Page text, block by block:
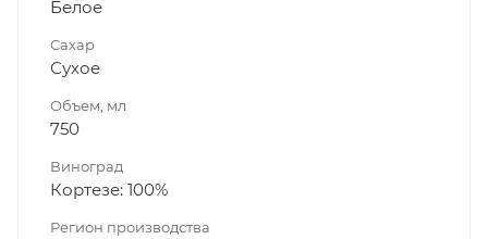
Белое
Сахар
Сухое
Объем, мл
750
Виноград
Кортезе: 100%
Регион производства